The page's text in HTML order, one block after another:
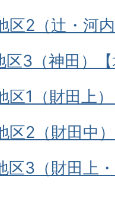
区2（辻・河
3（神田）
1（財田上
区2（財田中
3（財田上